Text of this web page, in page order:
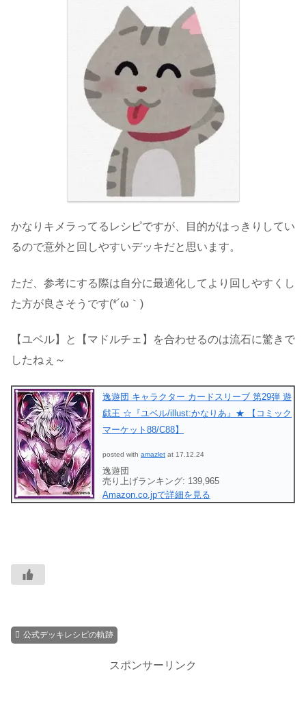
かなりキメラってるレシピですが、目的がはっきりしてい
るので意外と回しやすいデッキだと思います。
ただ、参考にする際は自分に最適化してより回しやすくし
た方が良さそうです(*´ω｀)
【ユベル】と【マドルチェ】を合わせるのは流石に驚きで
したねぇ～
逸遊団 キャラクター カードスリーブ 第29弾 遊
戯王 ☆『ユベル/illust:かなりあ』★ 【コミック
マーケット88/C88】
posted with amazlet at 17.12.24
逸遊団
売り上げランキング: 139,965
Amazon.co.jpで詳細を見る
公式デッキレシピの軌跡
スポンサーリンク